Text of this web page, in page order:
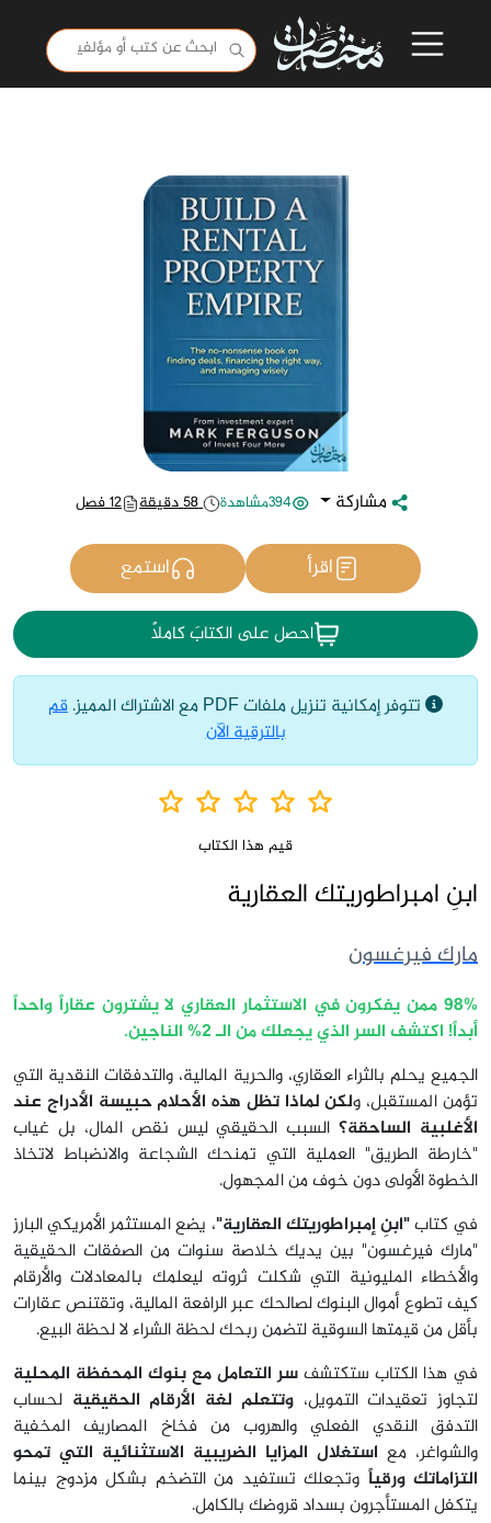
مشاركة 394مشاهدة 58 دقيقة 12 فصل
اقرأ استمع
احصل على الكتابَ كاملاً
تتوفر إمكانية تنزيل ملفات PDF مع الاشتراك المميز.
قم
بالترقية الآن
قيم هذا الكتاب
ابنِ امبراطوريتك العقارية
مارك فيرغسون
98% ممن يفكرون في الاستثمار العقاري لا يشترون عقاراً واحداً
أبداً! اكتشف السر الذي يجعلك من الـ 2% الناجين.
الجميع يحلم بالثراء العقاري، والحرية المالية، والتدفقات النقدية التي
تؤمن المستقبل، ولكن لماذا تظل هذه الأحلام حبيسة الأدراج عند
الأغلبية الساحقة؟السبب الحقيقي ليس نقص المال، بل غياب
"خارطة الطريق" العملية التي تمنحك الشجاعة والانضباط لاتخاذ
الخطوة الأولى دون خوف من المجهول.
في كتاب"ابنِ إمبراطوريتك العقارية"، يضع المستثمر الأمريكي البارز
"مارك فيرغسون" بين يديك خلاصة سنوات من الصفقات الحقيقية
والأخطاء المليونية التي شكلت ثروته ليعلمك بالمعادلات والأرقام
كيف تطوع أموال البنوك لصالحك عبر الرافعة المالية، وتقتنص عقارات
بأقل من قيمتها السوقية لتضمن ربحك لحظة الشراء لا لحظة البيع.
في هذا الكتاب ستكتشفسر التعامل مع بنوك المحفظة المحلية
لتجاوز تعقيدات التمويل، وتتعلم لغة الأرقام الحقيقية لحساب
التدفق النقدي الفعلي والهروب من فخاخ المصاريف المخفية
والشواغر، مع استغلال المزايا الضريبية الاستثنائية التي تمحو
التزاماتك ورقياً وتجعلك تستفيد من التضخم بشكل مزدوج بينما
يتكفل المستأجرون بسداد قروضك بالكامل.